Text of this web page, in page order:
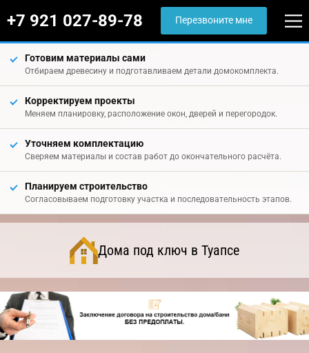
+7 921 027-89-78 Перезвоните мне
Готовим материалы сами
Отбираем древесину и подготавливаем детали домокомплекта.
Корректируем проекты
Меняем планировку, расположение окон, дверей и перегородок.
Уточняем комплектацию
Сверяем материалы и состав работ до окончательного расчёта.
Планируем строительство
Согласовываем подготовку участка и последовательность этапов.
Дома под ключ в Туапсе